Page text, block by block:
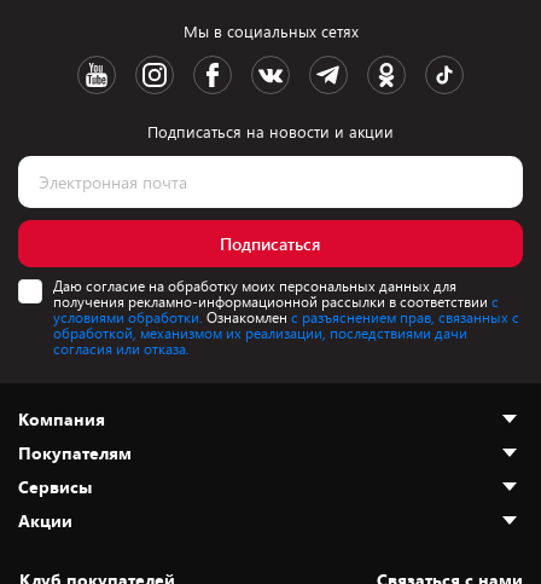
Мы в социальных сетях
Подписаться на новости и акции
Подписаться
Даю согласие на обработку моих персональных данных для
получения рекламно-информационной рассылки в соответствии с
условиями обработки. Ознакомлен с разъяснением прав, связанных с
обработкой, механизмом их реализации, последствиями дачи
согласия или отказа.
Компания
О нас
Адреса магазинов
Новости
Статьи и обзоры
Покупателям
Как сделать заказ
Оплата и доставка
Безналичный расчёт
Сервисы
Установка техники
Акции
Скидки и промокоды